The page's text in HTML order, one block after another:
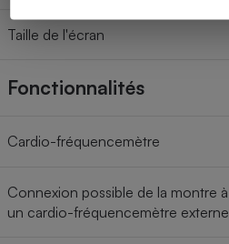
Taille de l'écran
Fonctionnalités
Cardio-fréquencemètre
Connexion possible de la montre à
un cardio-fréquencemètre externe